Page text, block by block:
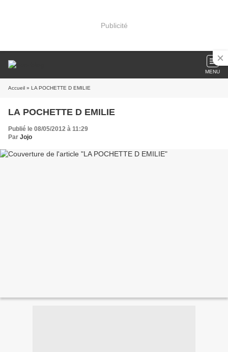
Publicité
MENU
Accueil » LA POCHETTE D EMILIE
LA POCHETTE D EMILIE
Publié le 08/05/2012 à 11:29
Par Jojo